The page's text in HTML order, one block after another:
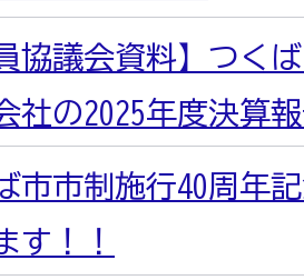
協議会資料】つく
社の2025年度決算
市市制施行40周年
す！！